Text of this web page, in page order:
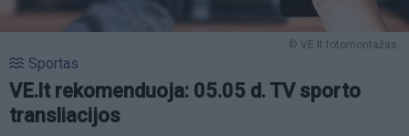
© VE.lt fotomontažas.
Sportas
VE.lt rekomenduoja: 05.05 d. TV sporto
transliacijos